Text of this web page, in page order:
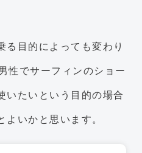
る目的によっても変わり
性でサーフィンのショー
いたいという目的の場合
よいかと思います。